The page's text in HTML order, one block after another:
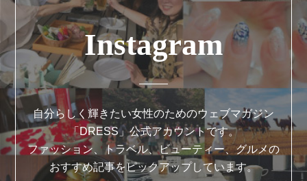
Instagram
自分らしく輝きたい女性のためのウェブマガジン
「DRESS」公式アカウントです。
ファッション、トラベル、ビューティー、グルメの
おすすめ記事をピックアップしています。